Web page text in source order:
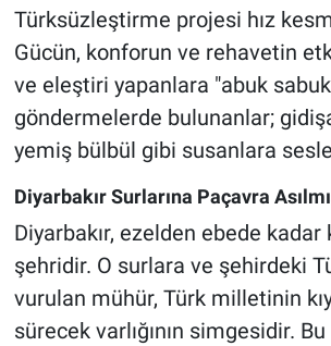
Türksüzleştirme projesi hız
Gücün, konforun ve rehavetin
ve eleştiri yapanlara "abuk
göndermelerde bulunanlar;
yemiş bülbül gibi susanlara
Diyarbakır Surlarına Paçavra
Diyarbakır, ezelden ebede
şehridir. O surlara ve şehirdeki
vurulan mühür, Türk milletinin
sürecek varlığının simgesidir.